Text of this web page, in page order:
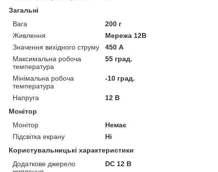
Загальні
Вага
200 г
Живлення
Мережа 12В
Значення вихідного струму
450 А
Максимальна робоча
температура
55 град.
Мінімальна робоча
температура
-10 град.
Напруга
12 В
Монітор
Монітор
Немає
Підсвітка екрану
Ні
Користувальницькі характеристики
Додаткове джерело
DC 12 В